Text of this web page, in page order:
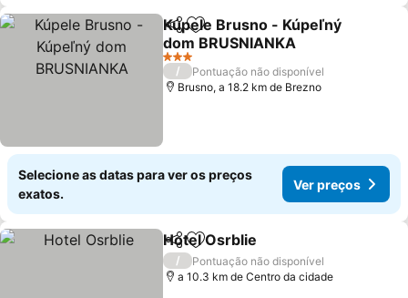
PartilharAdicionar aos favoritos
Kúpele Brusno - Kúpeľný
dom BRUSNIANKA
Ver preços
3 Estrelas
/
Pontuação não disponível
Brusno, a 18.2 km de Brezno
Selecione as datas para ver os preços
exatos.
Ver preços
PartilharAdicionar aos favoritos
Hotel Osrblie
/
Pontuação não disponível
a 10.3 km de Centro da cidade